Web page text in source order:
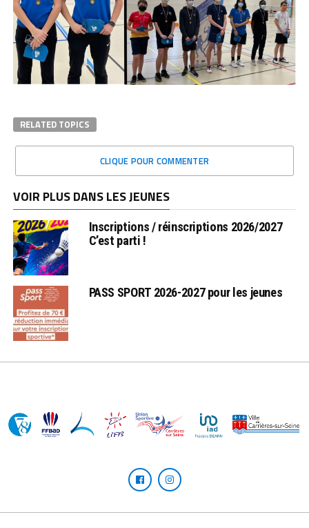
RELATED TOPICS
CLIQUE POUR COMMENTER
VOIR PLUS DANS LES JEUNES
Inscriptions / réinscriptions 2026/2027
C’est parti !
PASS SPORT 2026-2027 pour les jeunes